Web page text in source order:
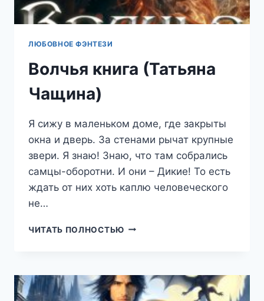
ЛЮБОВНОЕ ФЭНТЕЗИ
Волчья книга (Татьяна
Чащина)
Я сижу в маленьком доме, где закрыты
окна и дверь. За стенами рычат крупные
звери. Я знаю! Знаю, что там собрались
самцы-оборотни. И они – Дикие! То есть
ждать от них хоть каплю человеческого
не…
ЧИТАТЬ ПОЛНОСТЬЮ ВОЛЧЬЯ